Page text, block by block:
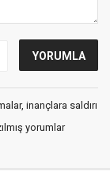
inançlara saldırı
yorumlar